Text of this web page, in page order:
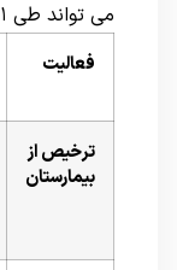
می تواند طی ۱ تا ۲ روز به فعالیت عادی بازگردد.
فعالیت
ترخیص از
بیمارستان